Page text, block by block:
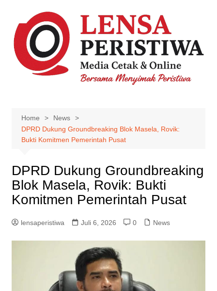
content
Home
News
DPRD Dukung Groundbreaking Blok Masela, Rovik:
Bukti Komitmen Pemerintah Pusat
DPRD Dukung Groundbreaking
Blok Masela, Rovik: Bukti
Komitmen Pemerintah Pusat
lensaperistiwa Juli 6, 2026 0 News